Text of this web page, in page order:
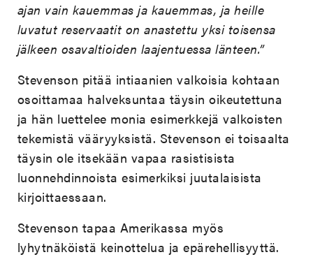
ajan vain kauemmas ja kauemmas, ja heille
luvatut reservaatit on anastettu yksi toisensa
jälkeen osavaltioiden laajentuessa länteen.”
Stevenson pitää intiaanien valkoisia kohtaan
osoittamaa halveksuntaa täysin oikeutettuna
ja hän luettelee monia esimerkkejä valkoisten
tekemistä vääryyksistä. Stevenson ei toisaalta
täysin ole itsekään vapaa rasistisista
luonnehdinnoista esimerkiksi juutalaisista
kirjoittaessaan.
Stevenson tapaa Amerikassa myös
lyhytnäköistä keinottelua ja epärehellisyyttä.